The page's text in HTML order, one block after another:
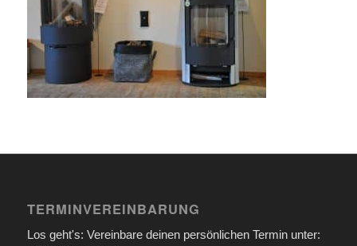
TERMINVEREINBARUNG
Los geht's: Vereinbare deinen persönlichen Termin unter: